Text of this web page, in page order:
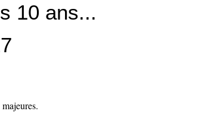
10 ans...